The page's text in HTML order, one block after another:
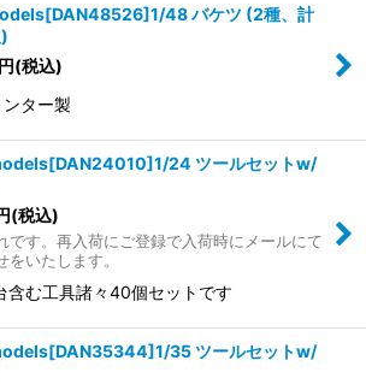
48 バケツ (2種、計
円(税込)
ター製
24 ツールセットw/
(税込)
です。再入荷にご登録で入荷時にメールにて
をいたします。
含む工具諸々40個セットです
35 ツールセットw/